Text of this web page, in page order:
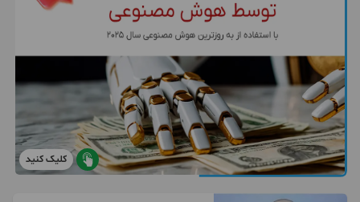
کلیک کنید